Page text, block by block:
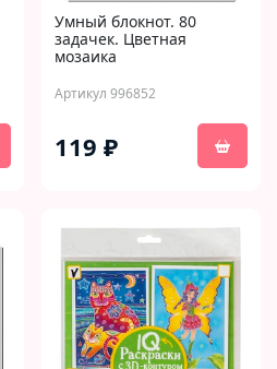
Умный блокнот. 80
задачек. Цветная
мозаика
Артикул 996852
119 ₽